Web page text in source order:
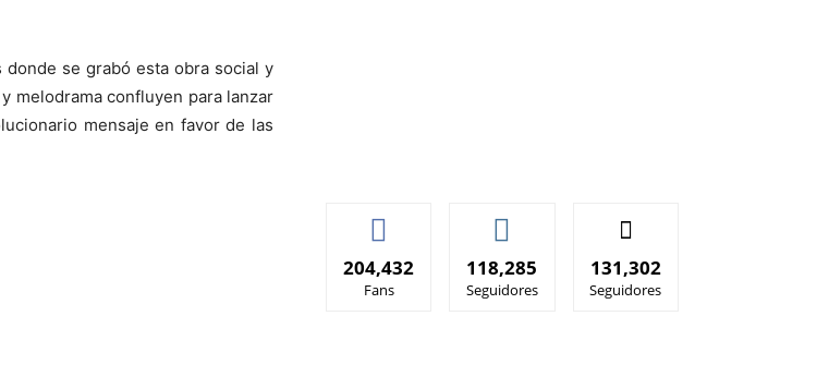
se grabó esta obra social y
melodrama confluyen para lanzar
mensaje en favor de las
204,432
Fans
118,285
Seguidores
131,302
Seguidores